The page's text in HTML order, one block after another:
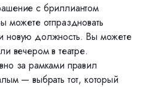
с бриллиантом
можете отпраздновать
новую должность. Вы можете
вечером в театре.
за рамками правил
— выбрать тот, который